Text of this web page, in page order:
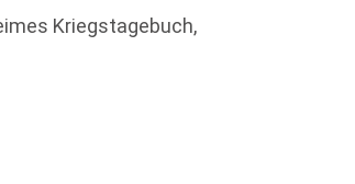
Kriegstagebuch,